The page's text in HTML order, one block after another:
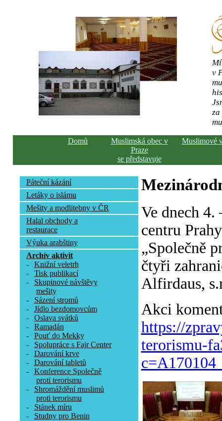
v
Domů
Muslimská obec v
Praze
se představuje
Muslimové
Páteční kázání
Letáky o islámu
Mešity a modlitebny v ČR
Halal obchody a
restaurace
Výuka arabštiny
Archív aktivit
-
Knižní veletrh
-
Tisk publikací
-
Skupinové návštěvy
mešity
-
Sázení stromů
-
Jídlo bezdomovcům
-
Oslava svátků
-
Ramadán
-
Pouť do Mekky
-
Spolupráce s Fajr Center
-
Darování krve
-
Darování tabletů
-
Konference Společně
proti terorismu
-
Shromáždění muslimů
proti terorismu
-
Stánek míru
-
Studny pro Benin
Ve dnech 4.
centru
„Společně
čtyři
Alfirdaus,
Akci
https://
terorismu-